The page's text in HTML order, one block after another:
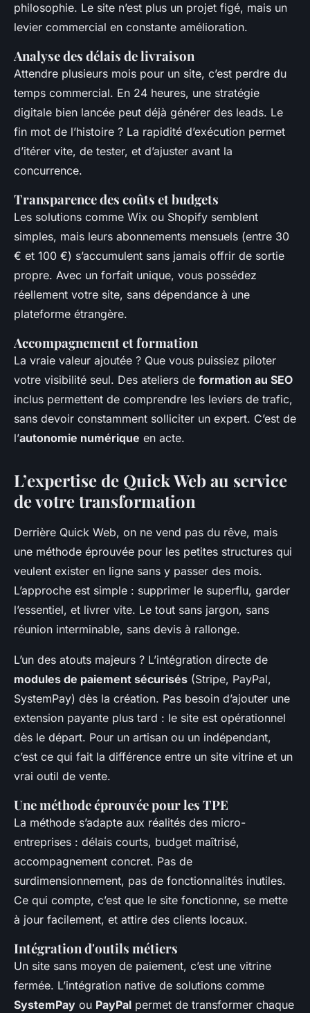
philosophie. Le site n’est plus un projet figé, mais un
levier commercial en constante amélioration.
Analyse des délais de livraison
Attendre plusieurs mois pour un site, c’est perdre du
temps commercial. En 24 heures, une stratégie
digitale bien lancée peut déjà générer des leads. Le
fin mot de l’histoire ? La rapidité d’exécution permet
d’itérer vite, de tester, et d’ajuster avant la
concurrence.
Transparence des coûts et budgets
Les solutions comme Wix ou Shopify semblent
simples, mais leurs abonnements mensuels (entre 30
€ et 100 €) s’accumulent sans jamais offrir de sortie
propre. Avec un forfait unique, vous possédez
réellement votre site, sans dépendance à une
plateforme étrangère.
Accompagnement et formation
La vraie valeur ajoutée ? Que vous puissiez piloter
votre visibilité seul. Des ateliers de formation au SEO
inclus permettent de comprendre les leviers de trafic,
sans devoir constamment solliciter un expert. C’est de
l’autonomie numérique en acte.
L’expertise de Quick Web au service
de votre transformation
Derrière Quick Web, on ne vend pas du rêve, mais
une méthode éprouvée pour les petites structures qui
veulent exister en ligne sans y passer des mois.
L’approche est simple : supprimer le superflu, garder
l’essentiel, et livrer vite. Le tout sans jargon, sans
réunion interminable, sans devis à rallonge.
L’un des atouts majeurs ? L’intégration directe de
modules de paiement sécurisés (Stripe, PayPal,
SystemPay) dès la création. Pas besoin d’ajouter une
extension payante plus tard : le site est opérationnel
dès le départ. Pour un artisan ou un indépendant,
c’est ce qui fait la différence entre un site vitrine et un
vrai outil de vente.
Une méthode éprouvée pour les TPE
La méthode s’adapte aux réalités des micro-
entreprises : délais courts, budget maîtrisé,
accompagnement concret. Pas de
surdimensionnement, pas de fonctionnalités inutiles.
Ce qui compte, c’est que le site fonctionne, se mette
à jour facilement, et attire des clients locaux.
Intégration d'outils métiers
Un site sans moyen de paiement, c’est une vitrine
fermée. L’intégration native de solutions comme
SystemPay ou PayPal permet de transformer chaque